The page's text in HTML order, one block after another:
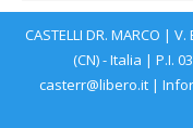
CASTELLI DR. MARCO |
(CN) - Italia | P.I.
casterr@libero.it |